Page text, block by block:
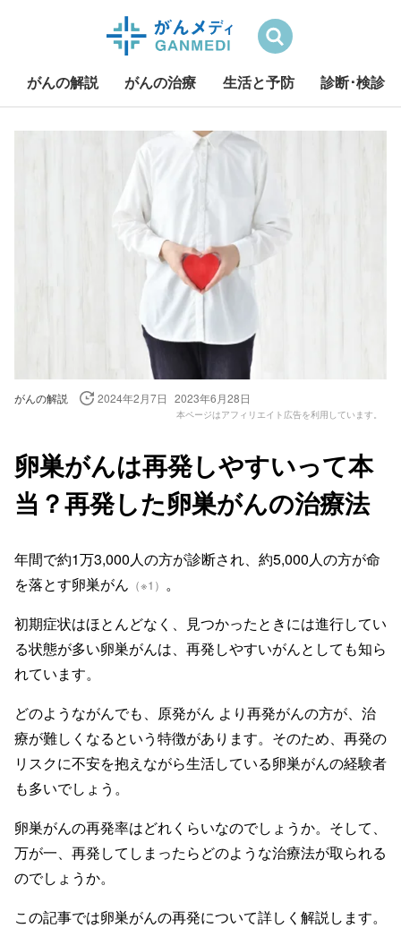
検索
がんの解説 がんの治療 生活と予防 診断･検診
がんの解説 2024年2月7日 2023年6月28日
本ページはアフィリエイト広告を利用しています。
卵巣がんは再発しやすいって本
当？再発した卵巣がんの治療法
年間で約1万3,000人の方が診断され、約5,000人の方が命
を落とす卵巣がん （※1） 。
初期症状はほとんどなく、見つかったときには進行してい
る状態が多い卵巣がんは、再発しやすいがんとしても知ら
れています。
どのようながんでも、原発がん より再発がんの方が、治
療が難しくなるという特徴があります。そのため、再発の
リスクに不安を抱えながら生活している卵巣がんの経験者
も多いでしょう。
卵巣がんの再発率はどれくらいなのでしょうか。そして、
万が一、再発してしまったらどのような治療法が取られる
のでしょうか。
この記事では卵巣がんの再発について詳しく解説します。